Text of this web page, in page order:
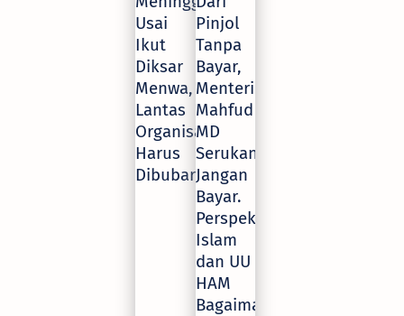
Usai
Ikut
Diksar
Menwa,
Lantas
Organisasinya
Harus
Dibubarkan?
Pinjol
Tanpa
Bayar,
Menteri
Mahfud
MD
Serukan
Jangan
Bayar.
Perspektif
Islam
dan UU
HAM
Bagaimana?